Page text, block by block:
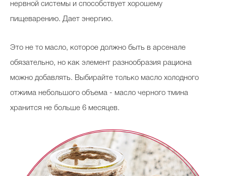
нервной системы и способствует хорошему
пищеварению. Дает энергию.
Это не то масло, которое должно быть в арсенале
обязательно, но как элемент разнообразия рациона
можно добавлять. Выбирайте только масло холодного
отжима небольшого объема - масло черного тмина
хранится не больше 6 месяцев.